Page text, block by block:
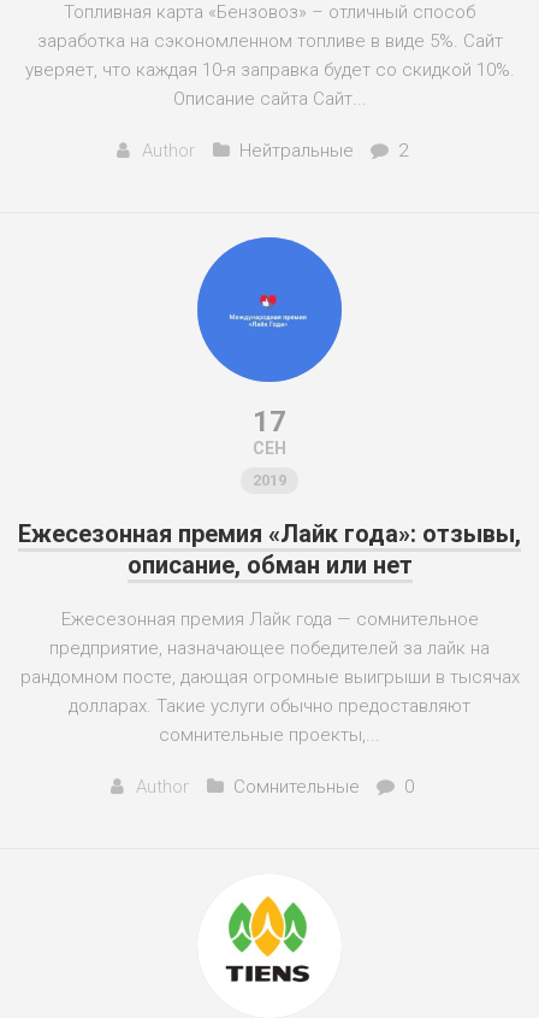
Топливная карта «Бензовоз» – отличный способ
заработка на сэкономленном топливе в виде 5%. Сайт
уверяет, что каждая 10-я заправка будет со скидкой 10%.
Описание сайта Сайт...
Author Нейтральные 2
17
СЕН
2019
Ежесезонная премия «Лайк года»: отзывы,
описание, обман или нет
Ежесезонная премия Лайк года — сомнительное
предприятие, назначающее победителей за лайк на
рандомном посте, дающая огромные выигрыши в тысячах
долларах. Такие услуги обычно предоставляют
сомнительные проекты,...
Author Сомнительные 0